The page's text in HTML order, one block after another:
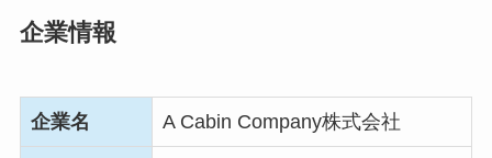
企業情報
企業名 A Cabin Company株式会社